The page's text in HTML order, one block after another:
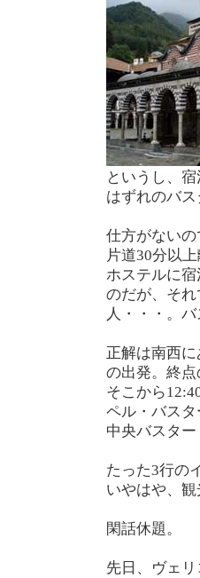
というし、
はずれのバ
仕方がない
片道30分以上
ホステルに
のだが、そ
人・・・。
正解は南西
の出発。終点
そこから
ペル・バスタ
中央バスタ
たった3行の
いやはや、観
閑話休題。
先日、ヴェ